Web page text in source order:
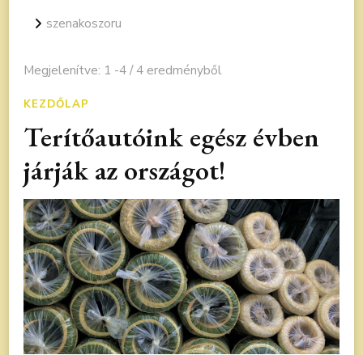
szenakoszoru
Megjelenítve: 1 -4 / 4 eredményből
KEZDŐLAP
Terítőautóink egész évben
járják az országot!